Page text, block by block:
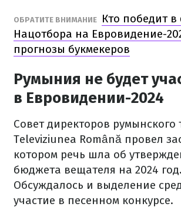
ОБРАТИТЕ ВНИМАНИЕ
Кто победит
Нацотбора на Евровидение-
прогнозы букмекеров
Румыния не будет
в Евровидении-2024
Совет директоров румынского
Televiziunea Română провел
котором речь шла об
бюджета вещателя на 2024 год.
Обсуждалось и выделение
участие в песенном конкурсе.